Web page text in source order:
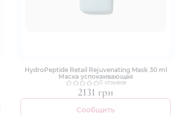
HydroPeptide Retail Rejuvenating Mask 30 ml
Маска успокаивающая
0 отзывов
2131 грн
Сообщить